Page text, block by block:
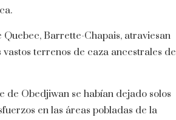
Barrette-Chapais, atraviesan
terrenos de caza ancestrales de
de Obedjiwan se habían dejado solos
en las áreas pobladas de la